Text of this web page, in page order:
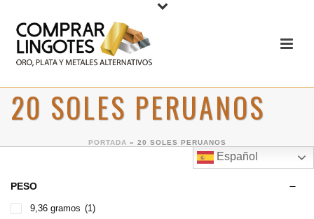
20 SOLES PERUANOS
PORTADA » 20 SOLES PERUANOS
Español
PESO
9,36 gramos (1)